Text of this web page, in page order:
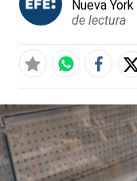
Nueva York
de lectura